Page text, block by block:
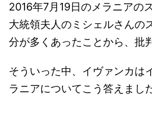
2016年7月19日のメラニアの
大統領夫人のミシェルさんの
分が多くあったことから、批
そういった中、イヴァンカは
ラニアについてこう答えました